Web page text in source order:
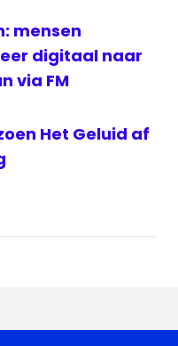
mensen
digitaal naar
via FM
Het Geluid af